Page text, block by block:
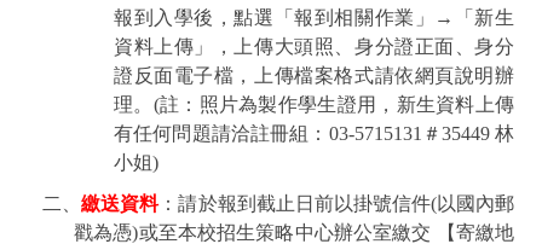
報到入學後，點選「報到相關作業」
→
「新生
資料上傳」，上傳大頭照、身分證正面、身分
證反面電子檔，上傳檔案格式請依網頁說明辦
理。 (註：照片為製作學生證用，新生資料上傳
有任何問題請洽註冊組： 03-5715131 ＃35449林
小姐)
二、繳送資料：請於報到截止日前以掛號信件(以國內郵
戳為憑)或至本校招生策略中心辦公室繳交
【寄繳地